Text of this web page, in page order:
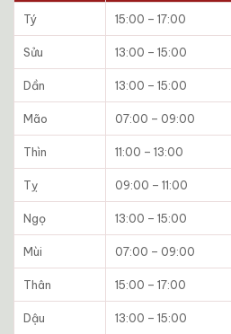
Tý 15:00 – 17:00
Sửu 13:00 – 15:00
Dần 13:00 – 15:00
Mão 07:00 – 09:00
Thìn 11:00 – 13:00
Tỵ 09:00 – 11:00
Ngọ 13:00 – 15:00
Mùi 07:00 – 09:00
Thân 15:00 – 17:00
Dậu 13:00 – 15:00